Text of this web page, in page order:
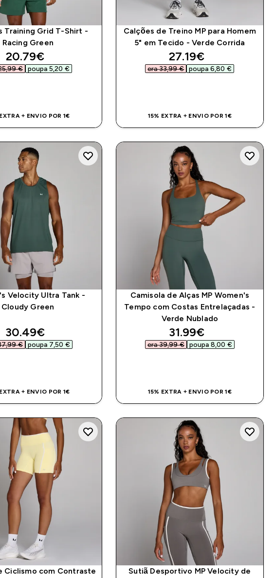
Training Grid T-Shirt -
Racing Green
discounted price
20.79€‎
€‎ poupa 5,20 €‎
+ ENVIO POR 1€
Calções de Treino MP para Homem
5" em Tecido - Verde Corrida
discounted price
27.19€‎
era 33,99 €‎ poupa 6,80 €‎
15% EXTRA + ENVIO POR 1€
Velocity Ultra Tank -
Cloudy Green
discounted price
30.49€‎
€‎ poupa 7,50 €‎
+ ENVIO POR 1€
Camisola de Alças MP Women's
Tempo com Costas Entrelaçadas -
Verde Nublado
discounted price
31.99€‎
era 39,99 €‎ poupa 8,00 €‎
15% EXTRA + ENVIO POR 1€
Ciclismo com Contraste Sutiã Desportivo MP Velocity de